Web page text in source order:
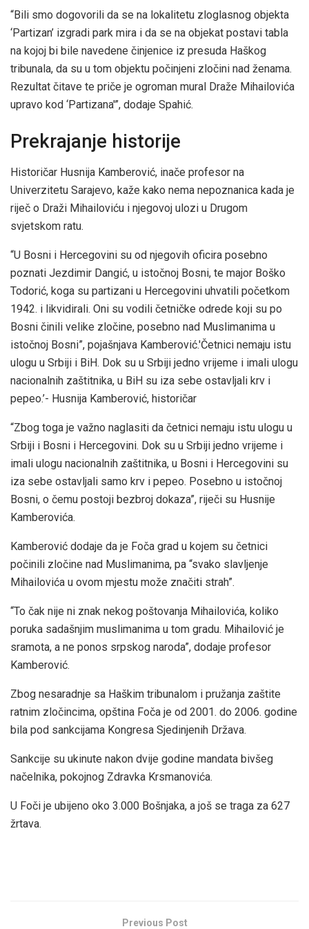
“Bili smo dogovorili da se na lokalitetu zloglasnog objekta
‘Partizan’ izgradi park mira i da se na objekat postavi tabla
na kojoj bi bile navedene činjenice iz presuda Haškog
tribunala, da su u tom objektu počinjeni zločini nad ženama.
Rezultat čitave te priče je ogroman mural Draže Mihailovića
upravo kod ‘Partizana'”, dodaje Spahić.
Prekrajanje historije
Historičar Husnija Kamberović, inače profesor na
Univerzitetu Sarajevo, kaže kako nema nepoznanica kada je
riječ o Draži Mihailoviću i njegovoj ulozi u Drugom
svjetskom ratu.
“U Bosni i Hercegovini su od njegovih oficira posebno
poznati Jezdimir Dangić, u istočnoj Bosni, te major Boško
Todorić, koga su partizani u Hercegovini uhvatili početkom
1942. i likvidirali. Oni su vodili četničke odrede koji su po
Bosni činili velike zločine, posebno nad Muslimanima u
istočnoj Bosni”, pojašnjava Kamberović.'Četnici nemaju istu
ulogu u Srbiji i BiH. Dok su u Srbiji jedno vrijeme i imali ulogu
nacionalnih zaštitnika, u BiH su iza sebe ostavljali krv i
pepeo.’- Husnija Kamberović, historičar
“Zbog toga je važno naglasiti da četnici nemaju istu ulogu u
Srbiji i Bosni i Hercegovini. Dok su u Srbiji jedno vrijeme i
imali ulogu nacionalnih zaštitnika, u Bosni i Hercegovini su
iza sebe ostavljali samo krv i pepeo. Posebno u istočnoj
Bosni, o čemu postoji bezbroj dokaza”, riječi su Husnije
Kamberovića.
Kamberović dodaje da je Foča grad u kojem su četnici
počinili zločine nad Muslimanima, pa “svako slavljenje
Mihailovića u ovom mjestu može značiti strah”.
“To čak nije ni znak nekog poštovanja Mihailovića, koliko
poruka sadašnjim muslimanima u tom gradu. Mihailović je
sramota, a ne ponos srpskog naroda”, dodaje profesor
Kamberović.
Zbog nesaradnje sa Haškim tribunalom i pružanja zaštite
ratnim zločincima, opština Foča je od 2001. do 2006. godine
bila pod sankcijama Kongresa Sjedinjenih Država.
Sankcije su ukinute nakon dvije godine mandata bivšeg
načelnika, pokojnog Zdravka Krsmanovića.
U Foči je ubijeno oko 3.000 Bošnjaka, a još se traga za 627
žrtava.
Previous Post